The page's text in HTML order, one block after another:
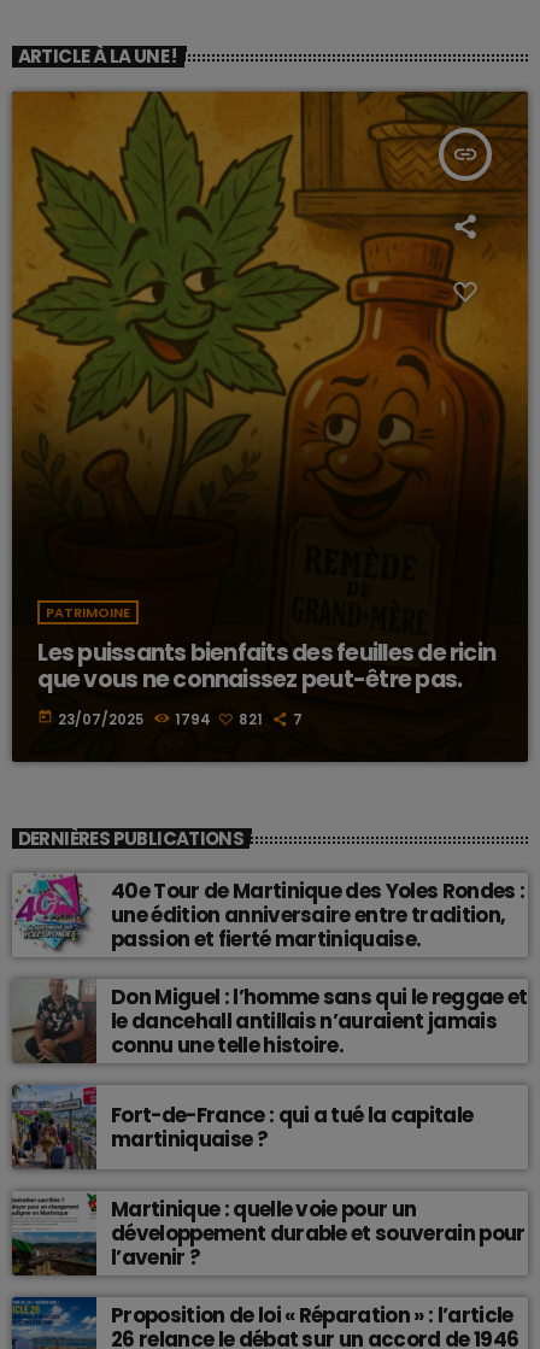
ARTICLE À LA UNE !
insert_link
PATRIMOINE
Les puissants bienfaits des feuilles de ricin
que vous ne connaissez peut-être pas.
today 23/07/2025 1794 821 7
DERNIÈRES PUBLICATIONS
40e Tour de Martinique des Yoles Rondes :
une édition anniversaire entre tradition,
passion et fierté martiniquaise.
Don Miguel : l’homme sans qui le reggae et
le dancehall antillais n’auraient jamais
connu une telle histoire.
Fort-de-France : qui a tué la capitale
martiniquaise ?
Martinique : quelle voie pour un
développement durable et souverain pour
l’avenir ?
Proposition de loi « Réparation » : l’article
26 relance le débat sur un accord de 1946